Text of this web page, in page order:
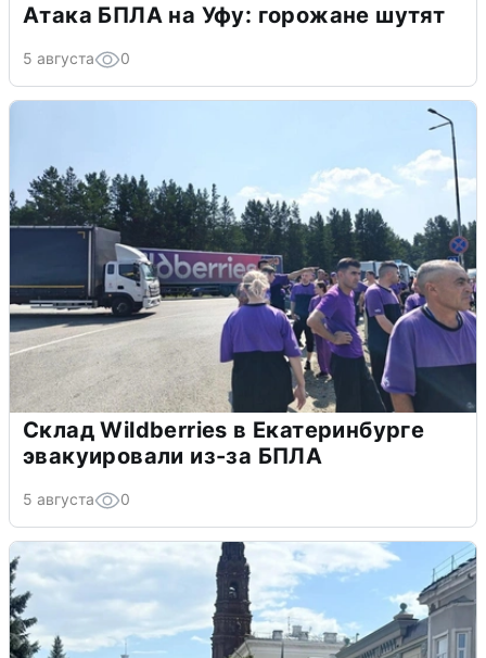
Атака БПЛА на Уфу: горожане шутят
5 августа 0
Склад Wildberries в Екатеринбурге
эвакуировали из-за БПЛА
5 августа 0